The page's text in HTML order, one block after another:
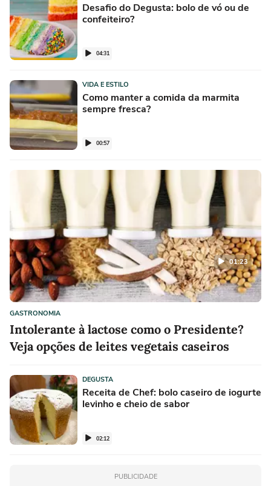
Desafio do Degusta: bolo de vó ou de
confeiteiro?
04:31
VIDA E ESTILO
Como manter a comida da marmita
sempre fresca?
00:57
GASTRONOMIA
Intolerante à lactose como o Presidente?
Veja opções de leites vegetais caseiros
01:23
DEGUSTA
Receita de Chef: bolo caseiro de iogurte
levinho e cheio de sabor
02:12
PUBLICIDADE